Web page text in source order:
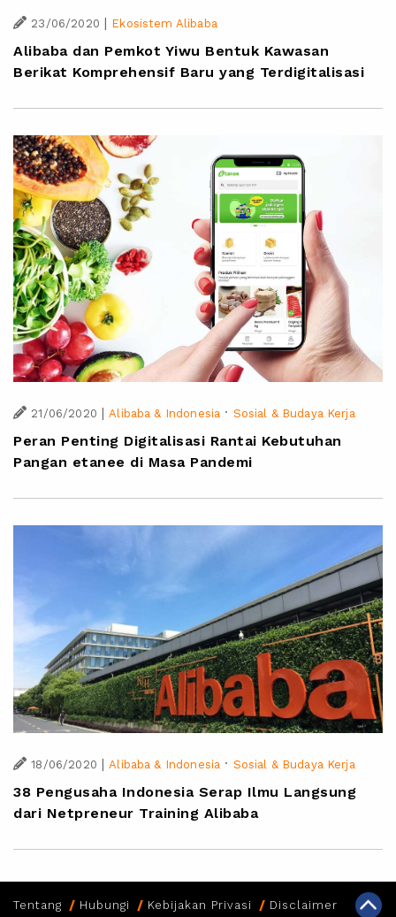
23/06/2020 | Ekosistem Alibaba
Alibaba dan Pemkot Yiwu Bentuk Kawasan
Berikat Komprehensif Baru yang Terdigitalisasi
21/06/2020 | Alibaba & Indonesia · Sosial & Budaya Kerja
Peran Penting Digitalisasi Rantai Kebutuhan
Pangan etanee di Masa Pandemi
18/06/2020 | Alibaba & Indonesia · Sosial & Budaya Kerja
38 Pengusaha Indonesia Serap Ilmu Langsung
dari Netpreneur Training Alibaba
Tentang Hubungi Kebijakan Privasi Disclaimer